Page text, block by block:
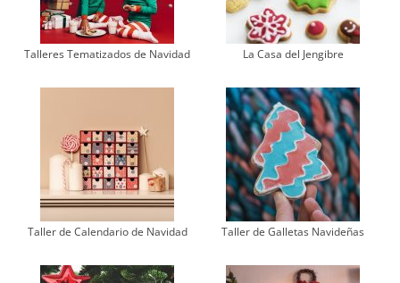
Talleres Tematizados de Navidad La Casa del Jengibre
Taller de Calendario de Navidad Taller de Galletas Navideñas